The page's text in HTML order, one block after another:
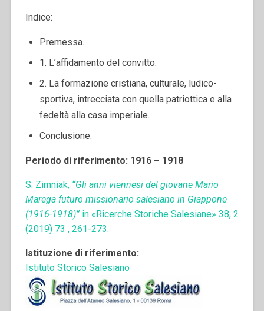
Indice:
Premessa.
1. L’affidamento del convitto.
2. La formazione cristiana, culturale, ludico-
sportiva, intrecciata con quella patriottica e alla
fedeltà alla casa imperiale.
Conclusione.
Periodo di riferimento: 1916 – 1918
S. Zimniak, “Gli anni viennesi del giovane Mario
Marega futuro missionario salesiano in Giappone
(1916-1918)” in «Ricerche Storiche Salesiane» 38, 2
(2019) 73 , 261-273.
Istituzione di riferimento:
Istituto Storico Salesiano